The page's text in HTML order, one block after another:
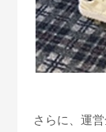
さらに、運